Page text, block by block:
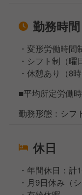
勤務時間
・変形労働時間
・シフト制（曜
・休憩あり（8
■平均所定労働
勤務形態：シフ
休日
・年間休日：計
・月9日休み（シ